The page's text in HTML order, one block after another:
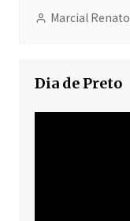
Marcial Renato
Dia de Preto